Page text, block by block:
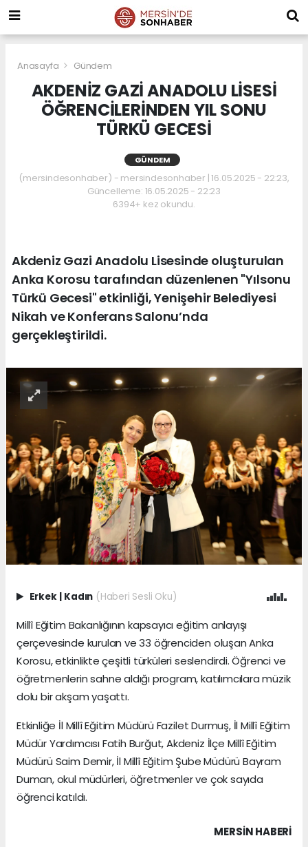
Anasayfa Gündem
AKDENİZ GAZİ ANADOLU LİSESİ
ÖĞRENCİLERİNDEN YIL SONU
TÜRKÜ GECESİ
GÜNDEM
(mersindesonhaber) - mersindesonhaber | 16.05.2025 - 22:23,
Güncelleme: 16.05.2025 - 22:23
6394+ kez okundu.
Akdeniz Gazi Anadolu Lisesinde oluşturulan
Anka Korosu tarafından düzenlenen "Yılsonu
Türkü Gecesi" etkinliği, Yenişehir Belediyesi
Nikah ve Konferans Salonu’nda
gerçekleştirildi.
Erkek Kadın (Haberi Sesli Oku)
Millî Eğitim Bakanlığının kapsayıcı eğitim anlayışı
çerçevesinde kurulan ve 33 öğrenciden oluşan Anka
Korosu, etkinlikte çeşitli türküleri seslendirdi. Öğrenci ve
öğretmenlerin sahne aldığı program, katılımcılara müzik
dolu bir akşam yaşattı.
Etkinliğe İl Millî Eğitim Müdürü Fazilet Durmuş, İl Millî Eğitim
Müdür Yardımcısı Fatih Burğut, Akdeniz İlçe Millî Eğitim
Müdürü Saim Demir, İl Millî Eğitim Şube Müdürü Bayram
Duman, okul müdürleri, öğretmenler ve çok sayıda
öğrenci katıldı.
MERSIN HABERİ